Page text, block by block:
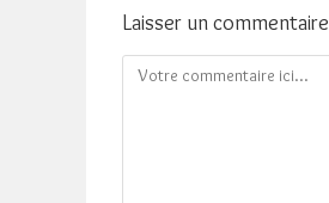
Laisser un commentaire
Comment